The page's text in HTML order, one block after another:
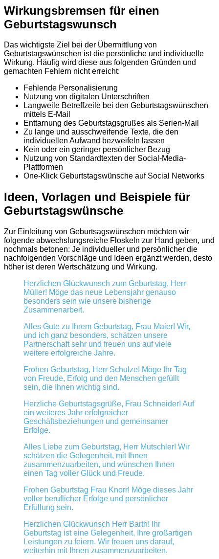
Wirkungsbremsen für einen
Geburtstagswunsch
Das wichtigste Ziel bei der Übermittlung von
Geburtstagswünschen ist die persönliche und individuelle
Wirkung. Häufig wird diese aus folgenden Gründen und
gemachten Fehlern nicht erreicht:
Fehlende Personalisierung
Nutzung von digitalen Unterschriften
Langweile Betreffzeile bei den Geburtstagswünschen
mittels E-Mail
Enttarnung des Geburtstagsgrußes als Serien-Mail
Zu lange und ausschweifende Texte, die den
individuellen Aufwand bezweifeln lassen
Kein oder ein geringer persönlicher Bezug
Nutzung von Standardtexten der Social-Media-
Plattformen
One-Klick Geburtstagswünsche auf Social Networks
Ideen, Vorlagen und Beispiele für
Geburtstagswünsche
Zur Einleitung von Geburtsagswünschen möchten wir
folgende abwechslungsreiche Floskeln zur Hand geben, und
nochmals betonen: Je individueller und persönlicher die
nachfolgenden Vorschläge und Ideen ergänzt werden, desto
höher ist deren Wertschätzung und Wirkung.
Herzlichen Glückwunsch zum Geburtstag, Herr
Müller! Möge das neue Lebensjahr genauso
besonders sein wie unsere bisherige
Zusammenarbeit.
Alles Gute zu Ihrem Geburtstag, Frau Maier! Wir,
und ich ganz besonders, schätzen unsere
Partnerschaft sehr und freuen uns auf viele
weitere erfolgreiche Jahre.
Frohen Geburtstag, Herr Schulze! Möge Ihr Tag
von Freude, Erfolg und den Menschen gefüllt
sein, die Ihnen wichtig sind.
Herzliche Geburtstagsgrüße, Frau Schneider! Auf
ein weiteres Jahr erfolgreicher
Geschäftsbeziehungen und gemeinsamer
Erfolge.
Alles Liebe zum Geburtstag, Herr Mutschler! Wir
schätzen die Gelegenheit, mit Ihnen
zusammenzuarbeiten, und wünschen Ihnen
einen Tag voller Glück und Freude.
Frohen Geburtstag Frau Knorr! Möge dieses Jahr
voller beruflicher Erfolge und persönlicher
Erfüllung sein.
Herzlichen Glückwunsch Herr Barth! Ihr
Geburtstag ist eine Gelegenheit, Ihre großartigen
Leistungen zu feiern. Wir freuen uns darauf,
weiterhin mit Ihnen zusammenzuarbeiten.